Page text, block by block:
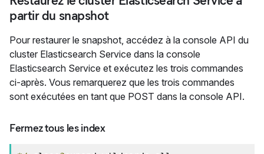
partir du snapshot
Pour restaurer le snapshot, accédez à la console API du
cluster Elasticsearch Service dans la console
Elasticsearch Service et exécutez les trois commandes
ci-après. Vous remarquerez que les trois commandes
sont exécutées en tant que POST dans la console API.
Fermez tous les index